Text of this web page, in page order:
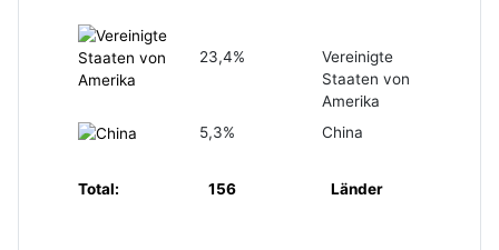
23,4%
Vereinigte
Staaten von
Amerika
5,3%
China
Total: 156 Länder